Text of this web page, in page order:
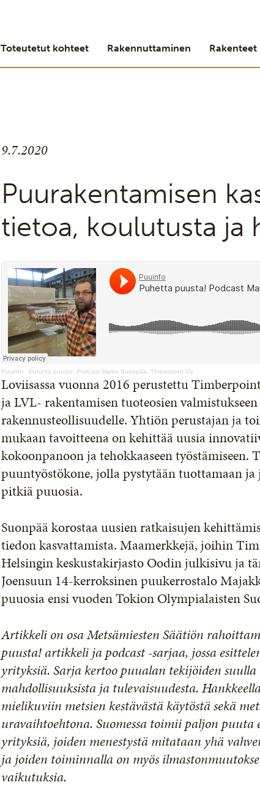
Toteutetut kohteet Rakennuttaminen Rakenteet
9.7.2020
Puurakentamisen
tietoa, koulutusta ja
Puuinfo · Puhetta puusta! Podcast Marko Suonpää, Timberpoint Oy
Loviisassa vuonna 2016 perustettu
ja LVL- rakentamisen tuoteosien
rakennusteollisuudelle. Yhtiön perustajan ja
mukaan tavoitteena on kehittää uusia
kokoonpanoon ja tehokkaaseen
puuntyöstökone, jolla pystytään tuottamaan
pitkiä puuosia.
Suonpää korostaa uusien ratkaisujen
tiedon kasvattamista. Maamerkkejä, joihin
Helsingin keskustakirjasto Oodin julkisivu ja
Joensuun 14-kerroksinen puukerrostalo
puuosia ensi vuoden Tokion Olympialaisten
Artikkeli on osa Metsämiesten Säätiön
puusta! artikkeli ja podcast -sarjaa, jossa
yrityksiä. Sarja kertoo puualan tekijöiden
mahdollisuuksista ja tulevaisuudesta.
mielikuviin metsien kestävästä käytöstä sekä
uravaihtoehtona. Suomessa toimii paljon
yrityksiä, joiden menestystä mitataan yhä
ja joiden toiminnalla on myös
vaikutuksia.